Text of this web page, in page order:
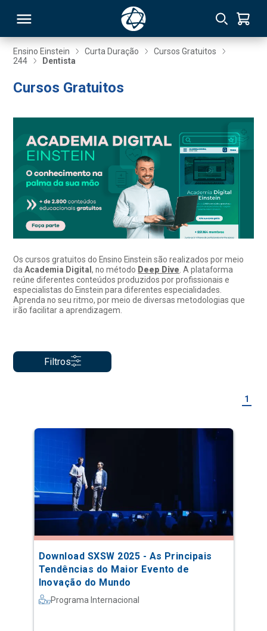
Ensino Einstein Curta Duração
Cursos Gratuitos
244
Dentista
Cursos Gratuitos
Os cursos gratuitos do Ensino Einstein são realizados por meio
daAcademia Digital, no método Deep Dive. A plataforma
reúne diferentes conteúdos produzidos por profissionais e
especialistas do Einstein para diferentes especialidades.
Aprenda no seu ritmo, por meio de diversas metodologias que
irão facilitar a aprendizagem.
Filtros
1
Download SXSW 2025 - As Principais
Tendências do Maior Evento de
Inovação do Mundo
Programa Internacional